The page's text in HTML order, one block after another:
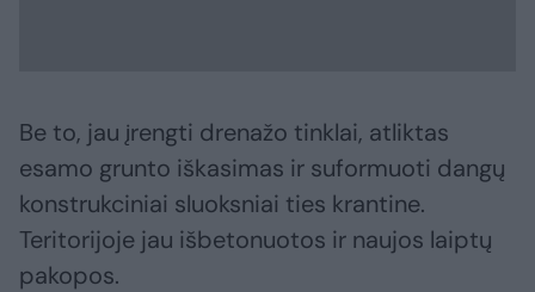
Be to, jau įrengti drenažo tinklai, atliktas
esamo grunto iškasimas ir suformuoti dangų
konstrukciniai sluoksniai ties krantine.
Teritorijoje jau išbetonuotos ir naujos laiptų
pakopos.